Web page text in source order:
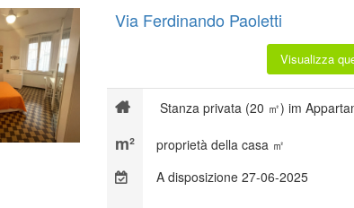
Via Ferdinando Paoletti
Visualizza
Stanza privata (20 ㎡) im
proprietà della casa ㎡
A disposizione 27-06-2025